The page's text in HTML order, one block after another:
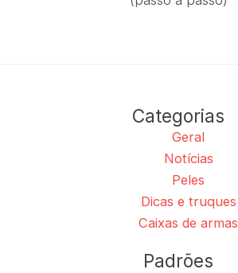
Categorias
Geral
Notícias
Peles
Dicas e truques
Caixas de armas
Padrões